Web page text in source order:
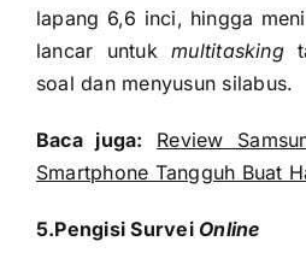
lapang 6,6 inci, hingga
lancar untukmultitasking
soal dan menyusun silabus.
Baca juga:
Review
Smartphone Tangguh Buat
5.Pengisi Survei Online